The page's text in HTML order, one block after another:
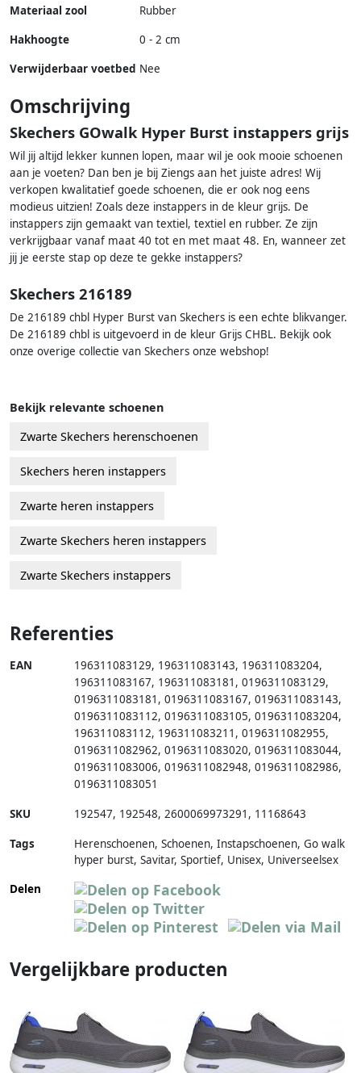
Materiaal zool
Rubber
Hakhoogte
0 - 2 cm
Verwijderbaar voetbed Nee
Omschrijving
Skechers GOwalk Hyper Burst instappers grijs
Wil jij altijd lekker kunnen lopen, maar wil je ook mooie schoenen
aan je voeten? Dan ben je bij Ziengs aan het juiste adres! Wij
verkopen kwalitatief goede schoenen, die er ook nog eens
modieus uitzien! Zoals deze instappers in de kleur grijs. De
instappers zijn gemaakt van textiel, textiel en rubber. Ze zijn
verkrijgbaar vanaf maat 40 tot en met maat 48. En, wanneer zet
jij je eerste stap op deze te gekke instappers?
Skechers 216189
De 216189 chbl Hyper Burst van Skechers is een echte blikvanger.
De 216189 chbl is uitgevoerd in de kleur Grijs CHBL. Bekijk ook
onze overige collectie van Skechers onze webshop!
Bekijk relevante schoenen
Zwarte Skechers herenschoenen
Skechers heren instappers
Zwarte heren instappers
Zwarte Skechers heren instappers
Zwarte Skechers instappers
Referenties
EAN 196311083129, 196311083143, 196311083204,
196311083167, 196311083181 , 0196311083129,
0196311083181 , 0196311083167, 0196311083143,
0196311083112, 0196311083105, 0196311083204,
196311083112, 196311083211 , 0196311082955,
0196311082962, 0196311083020, 0196311083044,
0196311083006, 0196311082948, 0196311082986,
0196311083051
SKU 192547, 192548, 2600069973291 , 11168643
Tags
Herenschoenen, Schoenen, Instapschoenen, Go walk
hyper burst, Savitar, Sportief, Unisex, Universeelsex
Delen
Vergelijkbare producten